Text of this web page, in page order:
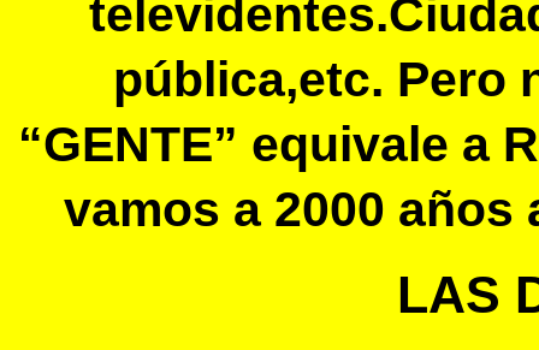
pública,etc. Pero
“GENTE” equivale a
vamos a 2000 años
LAS